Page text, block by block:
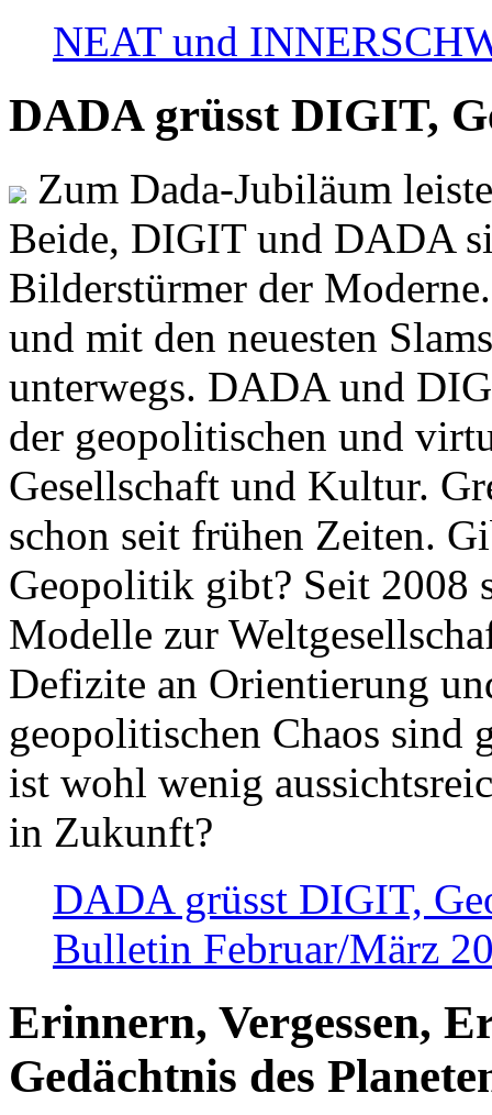
NEAT und
DADA grüsst DIGIT,
Zum Dada-Jubiläum
Beide, DIGIT und DADA
Bilderstürmer der
und mit den neuesten
unterwegs. DADA und
der geopolitischen und
Gesellschaft und Kultur.
schon seit frühen Zeiten.
Geopolitik gibt? Seit 2008
Modelle zur
Defizite an Orientierung
geopolitischen Chaos sind
ist wohl wenig
in Zukunft?
DADA grüsst DIGIT,
Bulletin Februar/März
Erinnern, Vergessen,
Gedächtnis des